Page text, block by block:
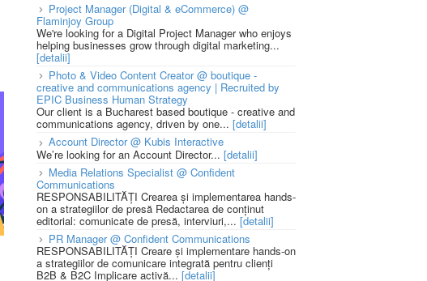
Project Manager (Digital & eCommerce) @
Flaminjoy Group
We're looking for a Digital Project Manager who enjoys
helping businesses grow through digital marketing...
[detalii]
Photo & Video Content Creator @ boutique -
creative and communications agency | Recruited by
EPIC Business Human Strategy
Our client is a Bucharest based boutique - creative and
communications agency, driven by one... [detalii]
Account Director @ Kubis Interactive
We’re looking for an Account Director... [detalii]
Media Relations Specialist @ Confident
Communications
RESPONSABILITĂȚI Crearea și implementarea hands-
on a strategiilor de presă Redactarea de conținut
editorial: comunicate de presă, interviuri,... [detalii]
PR Manager @ Confident Communications
RESPONSABILITĂȚI Creare și implementare hands-on
a strategiilor de comunicare integrată pentru clienți
B2B & B2C Implicare activă... [detalii]